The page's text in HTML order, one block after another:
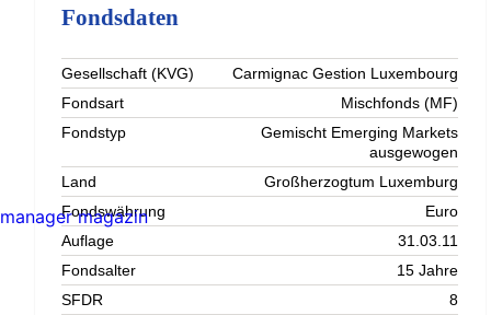
Fondsdaten
Gesellschaft (KVG)
Carmignac Gestion Luxembourg
Fondsart
Mischfonds (MF)
Fondstyp
Gemischt Emerging Markets
ausgewogen
Land
Großherzogtum Luxemburg
Fondswährung
Euro
Auflage
31.03.11
Fondsalter
15 Jahre
SFDR
8
manager magazin